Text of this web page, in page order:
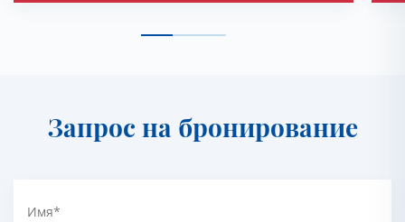
Запрос на бронирование
Имя*